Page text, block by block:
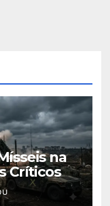
na
Críticos